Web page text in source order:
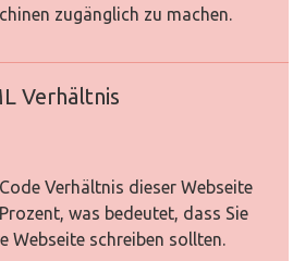
zugänglich zu machen.
Verhältnis
Verhältnis dieser Webseite
was bedeutet, dass Sie
Webseite schreiben sollten.